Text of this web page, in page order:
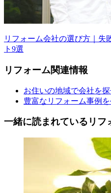
リフォーム会社の選び方｜失
ト9選
リフォーム関連情報
お住いの地域で会社を探
豊富なリフォーム事例を
一緒に読まれている リフ